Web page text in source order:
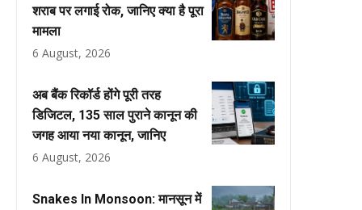
शराब पर लगाई रोक, जानिए क्या है पूरा
मामला
6 August, 2026
अब बैंक रिकॉर्ड होंगे पूरी तरह
डिजिटल, 135 साल पुराने कानून की
जगह आया नया कानून, जानिए
6 August, 2026
Snakes In Monsoon: मानसून में